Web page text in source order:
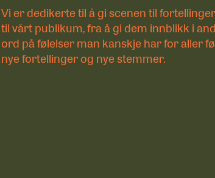
Ung
Unge
Vi er dedikerte til å gi scenen til
til vårt publikum, fra å gi dem innblikk i
ord på følelser man kanskje har for aller
nye fortellinger og nye stemmer.